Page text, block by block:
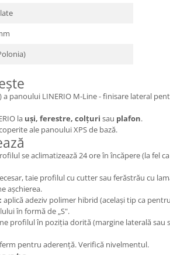
a panoului LINERIO M-Line - finisare lateral
la uși, ferestre, colțuri sau plafon.
ale panoului XPS de bază.
se aclimatizează 24 ore în încăpere (la fel
taie profilul cu cutter sau ferăstrău cu
așchierea.
aplică adeziv polimer hibrid (același tip ca
în formă de „S".
profilul în poziția dorită (margine laterală sau
pentru aderență. Verifică nivelmentul.